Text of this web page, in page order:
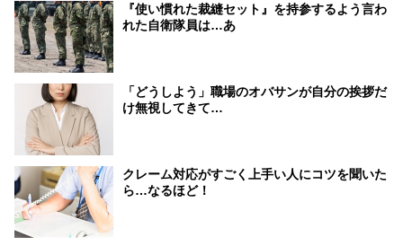
『使い慣れた裁縫セット』を持参するよう言わ
れた自衛隊員は…あ
「どうしよう」職場のオバサンが自分の挨拶だ
け無視してきて…
クレーム対応がすごく上手い人にコツを聞いた
ら…なるほど！